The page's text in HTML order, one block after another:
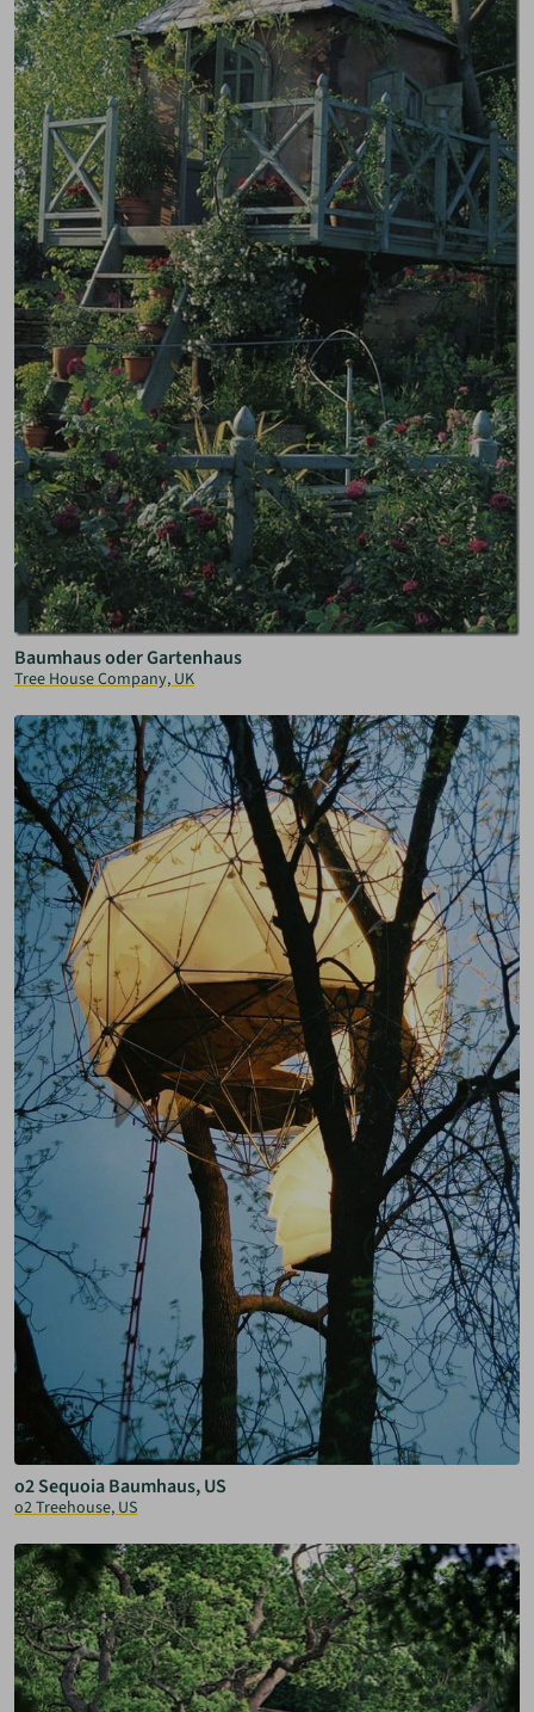
Baumhaus oder Gartenhaus
Tree House Company, UK
o2 Sequoia Baumhaus, US
o2 Treehouse, US